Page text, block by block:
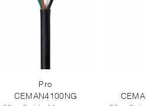
Pro
CEMAN4100NG